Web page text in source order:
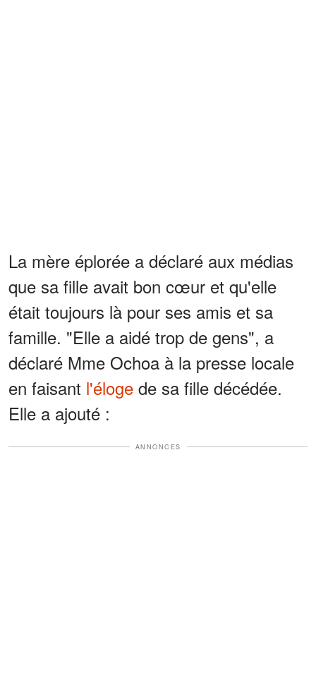
La mère éplorée a déclaré aux médias
que sa fille avait bon cœur et qu'elle
était toujours là pour ses amis et sa
famille. "Elle a aidé trop de gens", a
déclaré Mme Ochoa à la presse locale
en faisant l'éloge de sa fille décédée.
Elle a ajouté :
ANNONCES